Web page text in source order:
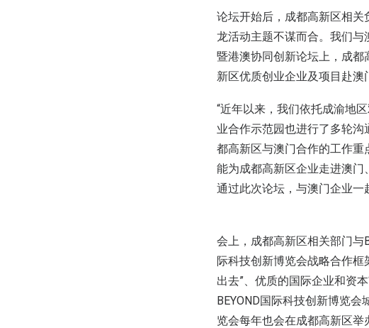
论坛开始后，成都高新区相关
龙活动主题不谋而合。我们与
暨港澳协同创新论坛上，成
新区优质创业企业及项目赴澳
“近年以来，我们依托成渝地
业合作示范园也进行了多轮
都高新区与澳门合作的工作
能为成都高新区企业走进澳门
通过此次论坛，与澳门企业一
会上，成都高新区相关部门与
际科技创新博览会战略合作框
出去”、优质的国际企业和资
BEYOND国际科技创新博览会
览会每年也会在成都高新区举